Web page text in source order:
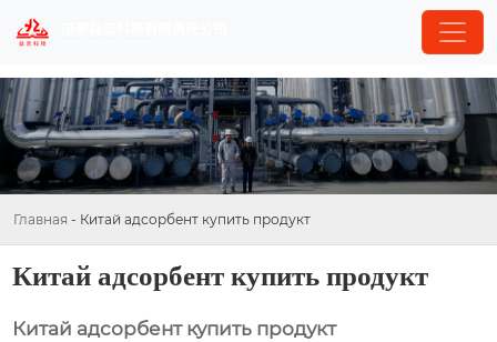
Главная - Китай адсорбент купить продукт
Китай адсорбент купить продукт
Китай адсорбент купить продукт